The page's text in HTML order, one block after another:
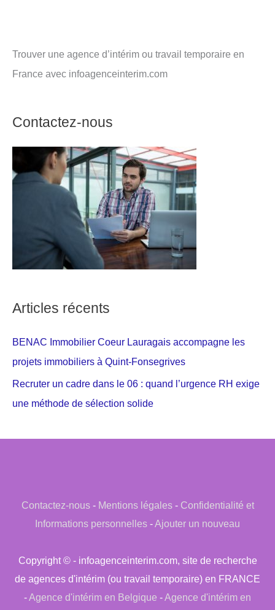
Trouver une agence d’intérim ou travail temporaire en
France avec infoagenceinterim.com
Contactez-nous
Articles récents
BENAC Immobilier Coeur Lauragais accompagne les
projets immobiliers à Quint-Fonsegrives
Recruter un cadre dans le 06 : quand l’urgence RH exige
une méthode de sélection solide
Contactez-nous- Mentions légales- Confidentialité et
Informations personnelles -Ajouter un nouveau
Copyright © - infoagenceinterim.com, site de recherche
de agences d'intérim (ou travail temporaire) en FRANCE
-Agence d'intérim en Belgique -Agence d'intérim en